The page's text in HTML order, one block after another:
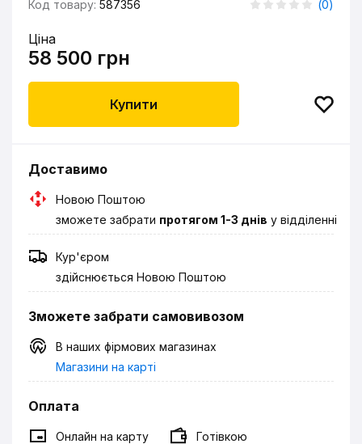
Код товару: 587356 (0)
Ціна
58 500 грн
Купити
Доставимо
Новою Поштою
зможете забрати протягом 1-3 днів у відділенні
Кур'єром
здійснюється Новою Поштою
Зможете забрати самовивозом
В наших фірмових магазинах
Магазини на карті
Оплата
Онлайн на карту Готівкою